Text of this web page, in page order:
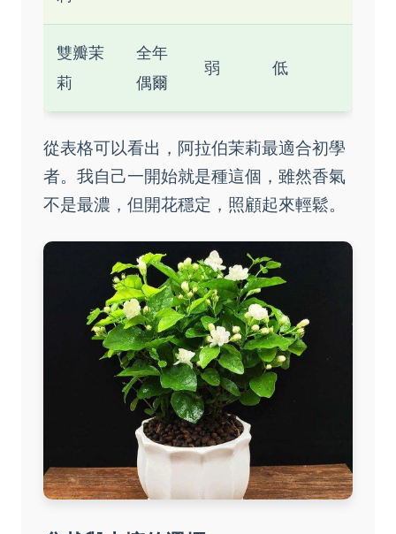
雙瓣茉
莉
全年
偶爾
弱 低
從表格可以看出，阿拉伯茉莉最適合初學
者。我自己一開始就是種這個，雖然香氣
不是最濃，但開花穩定，照顧起來輕鬆。